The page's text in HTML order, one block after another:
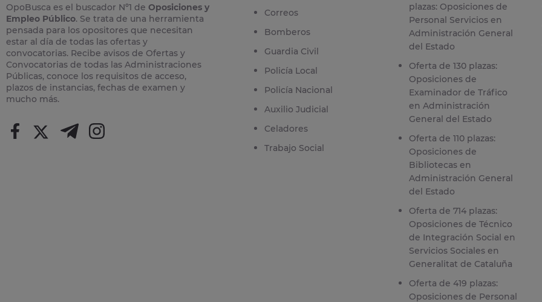
OpoBusca es el buscador Nº1 de Oposiciones y
Empleo Público. Se trata de una herramienta
pensada para los opositores que necesitan
estar al día de todas las ofertas y
convocatorias. Recibe avisos de Ofertas y
Convocatorias de todas las Administraciones
Públicas, conoce los requisitos de acceso,
plazos de instancias, fechas de examen y
mucho más.
Correos
Bomberos
Guardia Civil
Policía Local
Policía Nacional
Auxilio Judicial
Celadores
Trabajo Social
plazas: Oposiciones de
Personal Servicios en
Administración General
del Estado
Oferta de 130 plazas:
Oposiciones de
Examinador de Tráfico
en Administración
General del Estado
Oferta de 110 plazas:
Oposiciones de
Bibliotecas en
Administración General
del Estado
Oferta de 714 plazas:
Oposiciones de Técnico
de Integración Social en
Servicios Sociales en
Generalitat de Cataluña
Oferta de 419 plazas:
Oposiciones de Personal